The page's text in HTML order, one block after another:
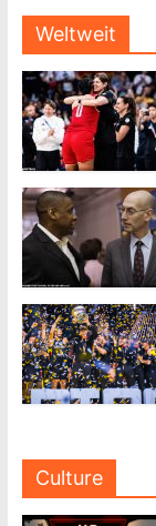
Weltweit
Culture